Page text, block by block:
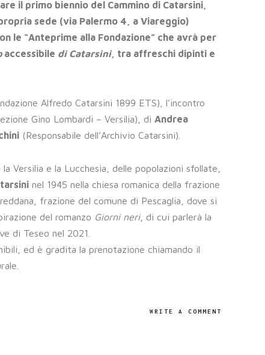
il primo biennio del Cammino di Catarsini,
sede (via Palermo 4, a Viareggio)
le “Anteprime alla Fondazione” che avrà per
accessibile di Catarsini, tra affreschi dipinti e
Alfredo Catarsini 1899 ETS), l’incontro
Gino Lombardi – Versilia), di Andrea
(Responsabile dell’Archivio Catarsini).
Versilia e la Lucchesia, delle popolazioni sfollate,
nel 1945 nella chiesa romanica della frazione
frazione del comune di Pescaglia, dove si
del romanzo Giorni neri, di cui parlerà la
di Teseo nel 2021.
ed è gradita la prenotazione chiamando il
WRITE A COMMENT